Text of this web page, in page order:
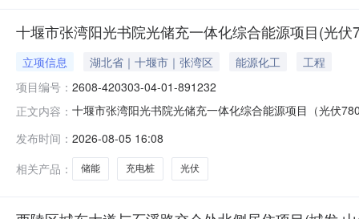
十堰市张湾阳光书院光储充一体化综合能源项目(光
立项信息 湖北省｜十堰市｜张湾区 能源化工
工程
项目编号： 2608-420303-04-01-891232
正文内容： 十堰市张湾阳光书院光储充一体化综合能源项目（光伏
992800Wp，交流侧装机容量780kW，配套建设
发布时间： 2026-08-05 16:08
相关产品：
储能 充电桩 光伏